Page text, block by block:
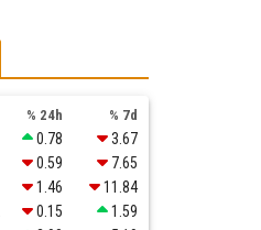
% 24h % 7d
0.78
3.67
0.59
7.65
1.46
11.84
0.15
1.59